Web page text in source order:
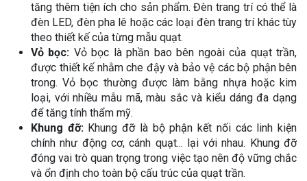
tăng thêm tiện ích cho sản phẩm. Đèn trang trí có thể là
đèn LED, đèn pha lê hoặc các loại đèn trang trí khác tùy
theo thiết kế của từng mẫu quạt.
Vỏ bọc: Vỏ bọc là phần bao bên ngoài của quạt trần,
được thiết kế nhằm che đậy và bảo vệ các bộ phận bên
trong. Vỏ bọc thường được làm bằng nhựa hoặc kim
loại, với nhiều mẫu mã, màu sắc và kiểu dáng đa dạng
để tăng tính thẩm mỹ.
Khung đỡ:Khung đỡ là bộ phận kết nối các linh kiện
chính như động cơ, cánh quạt... lại với nhau. Khung đỡ
đóng vai trò quan trọng trong việc tạo nên độ vững chắc
và ổn định cho toàn bộ cấu trúc của quạt trần.